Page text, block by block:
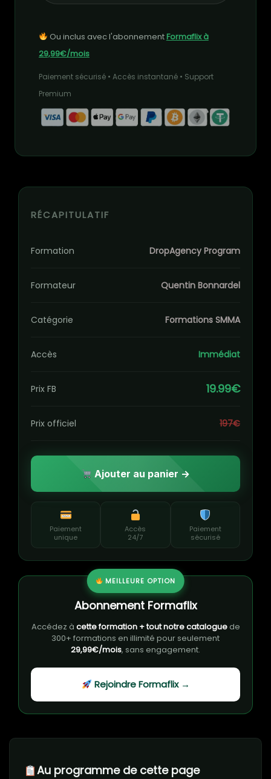
Ou inclus avec l'abonnementFormaflix à
29,99€/mois
Paiement sécurisé • Accès instantané • Support
Premium
Au programme de cette page
RÉCAPITULATIF
Formation DropAgency Program
Formateur Quentin Bonnardel
Catégorie Formations SMMA
Accès Immédiat
Prix FB 19.99€
Prix officiel 197€
Ajouter au panier →
Paiement
unique
Accès
24/7
Paiement
sécurisé
MEILLEURE OPTION
Abonnement Formaflix
Accédez à cette formation + tout notre cataloguede
300+ formations en illimité pour seulement
29,99€/mois, sans engagement.
Rejoindre Formaflix →